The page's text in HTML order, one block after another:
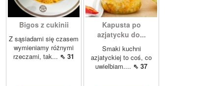
Bigos z cukinii
Z sąsiadami się czasem
wymieniamy różnymi
rzeczami, tak... ⇖ 31
Kapusta po
azjatycku do...
Smaki kuchni
azjatyckiej to coś, co
uwielbiam.... ⇖ 37